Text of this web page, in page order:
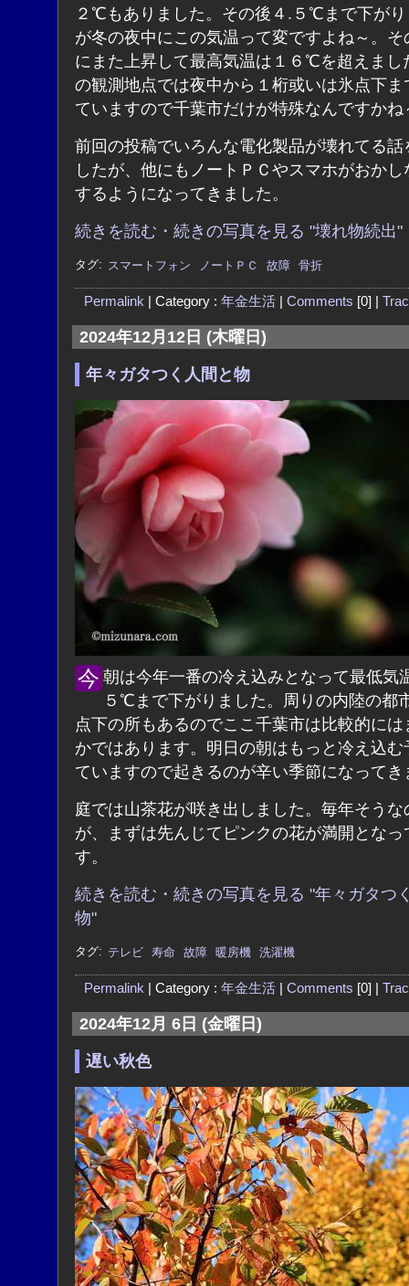
２℃もありました。その後４.５℃まで下がり
が冬の夜中にこの気温って変ですよね～。そ
にまた上昇して最高気温は１６℃を超えまし
の観測地点では夜中から１桁或いは氷点下ま
ていますので千葉市だけが特殊なんですかね
前回の投稿でいろんな電化製品が壊れてる話
したが、他にもノートＰＣやスマホがおかし
するようになってきました。
続きを読む・続きの写真を見る "壊れ物続出"
タグ: スマートフォン ノートＰＣ 故障 骨折
Permalink | Category : 年金生活| Comments [0] |
2024年12月12日 (木曜日)
年々ガタつく人間と物
今朝は今年一番の冷え込みとなって最低気温が２.
５℃まで下がりました。周りの内陸の都
点下の所もあるのでここ千葉市は比較的には
かではあります。明日の朝はもっと冷え込む
ていますので起きるのが辛い季節になってき
庭では山茶花が咲き出しました。毎年そうな
が、まずは先んじてピンクの花が満開となっ
す。
続きを読む・続きの写真を見る "年々ガタつ
物"
タグ: テレビ 寿命 故障 暖房機 洗濯機
Permalink | Category : 年金生活| Comments [0] |
2024年12月 6日 (金曜日)
遅い秋色